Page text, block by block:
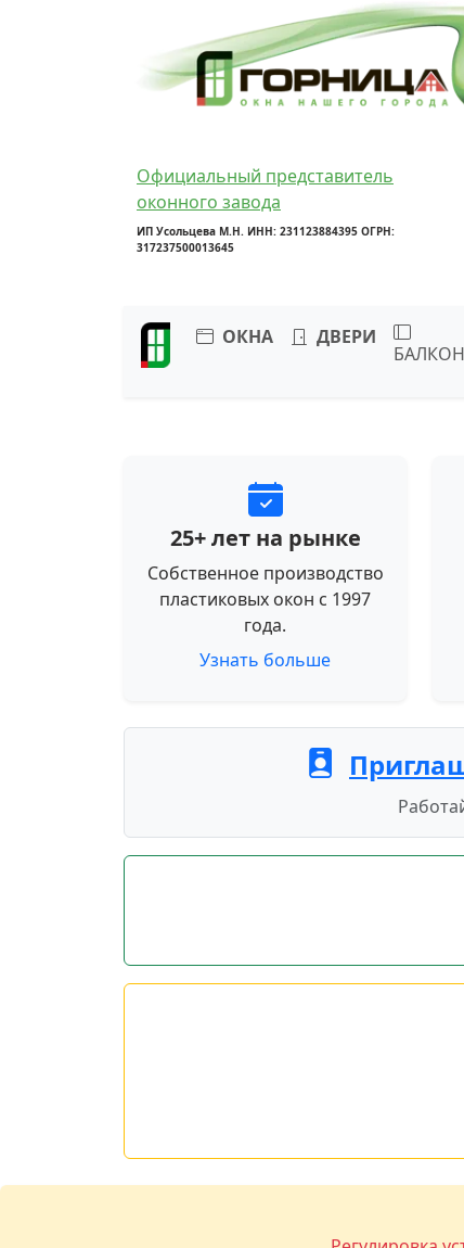
Официальный представитель
оконного завода
ИП Усольцева М.Н. ИНН: 231123884395 ОГРН:
317237500013645
ОКНА ДВЕРИ
25+ лет на рынке
Собственное производство
пластиковых окон с 1997
года.
Узнать больше